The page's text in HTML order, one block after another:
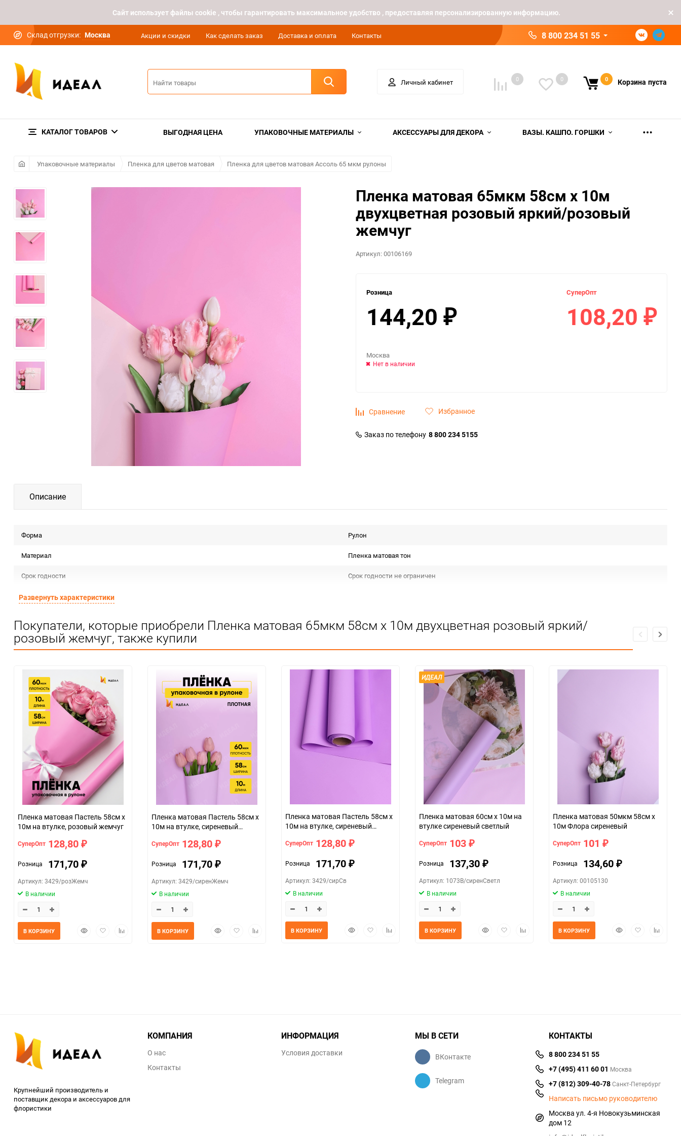
Cайт использует файлы cookie , чтобы гарантировать максимальное удобство , предоставляя персонализированную информацию.
Склад отгрузки: Москва Акции и скидки Как сделать заказ Доставка и оплата Контакты 8 800 234 51 55
Личный кабинет 0 0 0 Корзина пуста
КАТАЛОГ ТОВАРОВ ВЫГОДНАЯ ЦЕНА УПАКОВОЧНЫЕ МАТЕРИАЛЫ АКСЕССУАРЫ ДЛЯ ДЕКОРА ВАЗЫ. КАШПО. ГОРШКИ
Упаковочные материалы Пленка для цветов матовая Пленка для цветов матовая Ассоль 65 мкм рулоны
Пленка матовая 65мкм 58см х 10м
двухцветная розовый яркий/розовый
жемчуг
Артикул:00106169
Розница
144,20 ₽
СуперОпт
108,20 ₽
Москва
Нет в наличии
Сравнение Избранное
Заказ по телефону 8 800 234 5155
Описание
Форма Рулон
Материал Пленка матовая тон
Срок годности Срок годности не ограничен
Предназначение товара
Особые условия
Количество в коробке
Единица измерения
Развернуть характеристики
Покупатели, которые приобрели Пленка матовая 65мкм 58см х 10м двухцветная розовый яркий/
розовый жемчуг, также купили
Пленка матовая Пастель 58см х
10м на втулке, розовый жемчуг
СуперОпт 128,80 ₽
Розница 171,70 ₽
Артикул: 3429/розЖемч
В наличии
БыстрыйДобавитьДобавить
В КОРЗИНУ
Пленка матовая Пастель 58см х
10м на втулке, сиреневый
СуперОпт 128,80 ₽
Розница 171,70 ₽
Артикул: 3429/сиренЖемч
В наличии
БыстрыйДобавитьДобавить
В КОРЗИНУ
Пленка матовая Пастель 58см х
10м на втулке, сиреневый
СуперОпт 128,80 ₽
Розница 171,70 ₽
Артикул: 3429/сирСв
В наличии
БыстрыйДобавитьДобавить
В КОРЗИНУ
ИДЕАЛ
Пленка матовая 60см х 10м на
втулке сиреневый светлый
СуперОпт 103 ₽
Розница 137,30 ₽
Артикул: 1073В/сиренСветл
В наличии
БыстрыйДобавитьДобавить
В КОРЗИНУ
Пленка матовая 50мкм 58см х
10м Флора сиреневый
СуперОпт 101 ₽
Розница 134,60 ₽
Артикул: 00105130
В наличии
БыстрыйДобавить
В КОРЗИНУ
Крупнейший производитель и
поставщик декора и аксессуаров для
флористики
КОМПАНИЯ
О нас
Контакты
ИНФОРМАЦИЯ
Условия доставки
МЫ В СЕТИ
ВКонтакте
Telegram
КОНТАКТЫ
8 800 234 51 55
+7 (495) 411 60 01 Москва
+7 (812) 309-40-78Санкт-Петербург
Написать письмо руководителю
Москва ул. 4-я Новокузьминская
дом 12